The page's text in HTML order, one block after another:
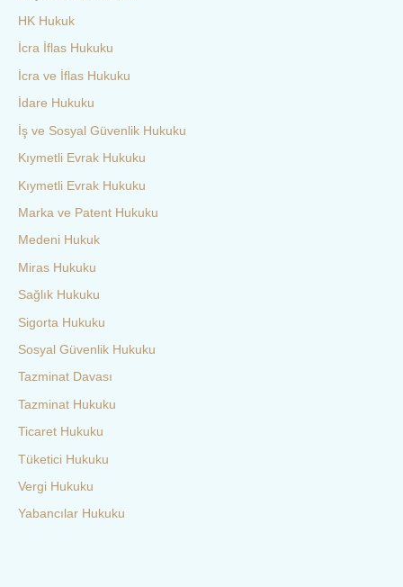
HK Hukuk
İcra İflas Hukuku
İcra ve İflas Hukuku
İdare Hukuku
İş ve Sosyal Güvenlik Hukuku
Kıymetli Evrak Hukuku
Kıymetli Evrak Hukuku
Marka ve Patent Hukuku
Medeni Hukuk
Miras Hukuku
Sağlık Hukuku
Sigorta Hukuku
Sosyal Güvenlik Hukuku
Tazminat Davası
Tazminat Hukuku
Ticaret Hukuku
Tüketici Hukuku
Vergi Hukuku
Yabancılar Hukuku